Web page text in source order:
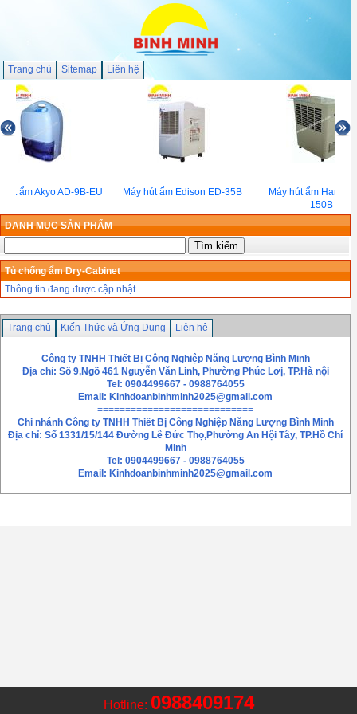
Trang chủ Sitemap Liên hệ
hút ẩm Akyo AD-9B-EU Máy hút ẩm Edison ED-35B
Máy hút ẩm Harison
150B
DANH MỤC SẢN PHẨM
Tủ chống ẩm Dry-Cabinet
Thông tin đang được cập nhật
0988409174
Trang chủ Kiến Thức và Ứng Dụng Liên hệ
Công ty TNHH Thiết Bị Công Nghiệp Năng Lượng Bình Minh
Địa chỉ: Số 9,Ngõ 461 Nguyễn Văn Linh, Phường Phúc Lơị, TP.Hà nội
Tel: 0904499667 - 0988764055
Email: Kinhdoanbinhminh2025@gmail.com
============================
Chi nhánh Công ty TNHH Thiết Bị Công Nghiệp Năng Lượng Bình Minh
Địa chỉ: Số 1331/15/144 Đường Lê Đức Thọ,Phường An Hội Tây, TP.Hồ Chí
Minh
Tel: 0904499667 - 0988764055
Email: Kinhdoanbinhminh2025@gmail.com